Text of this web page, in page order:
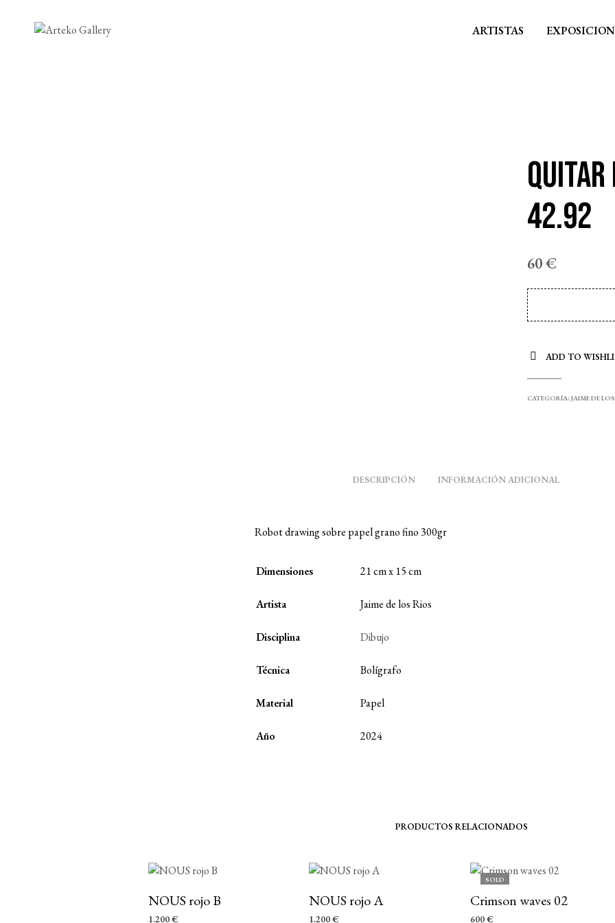
ARTISTAS
42.92
60€
ADD TO
CATEGORÍA:JAIME DE
DESCRIPCIÓN INFORMACIÓN ADICIONAL
Robot drawing sobre papel grano fino 300gr
Dimensiones 21 cm x 15 cm
Artista Jaime de los Rios
Disciplina Dibujo
Técnica Bolígrafo
Material Papel
Año 2024
PRODUCTOS RELACIONADOS
NOUS rojo B
1.200€
NOUS rojo A
1.200€
SOLD
Crimson waves 02
600€